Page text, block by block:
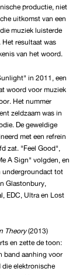
productie, niet
uitkomst van een
muziek luisterde
Het resultaat was
van het woord.
in 2011, een
woord voor muziek
Het nummer
zeldzaam was in
De geweldige
met een refrein
zat. "Feel Good",
A Sign" volgden, en
undergroundact tot
Glastonbury,
EDC, Ultra en Lost
Theory(2013)
en zette de toon:
band aanhing voor
die elektronische